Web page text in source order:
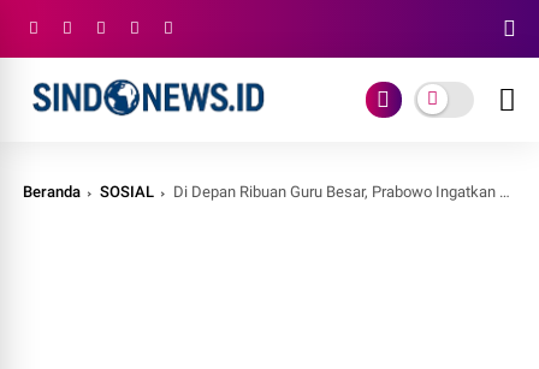
Beranda SOSIAL Di Depan Ribuan Guru Besar, Prabowo Ingatkan Pentingnya Kerja Sama Antar-Elite demi Kebangkitan Bangsa